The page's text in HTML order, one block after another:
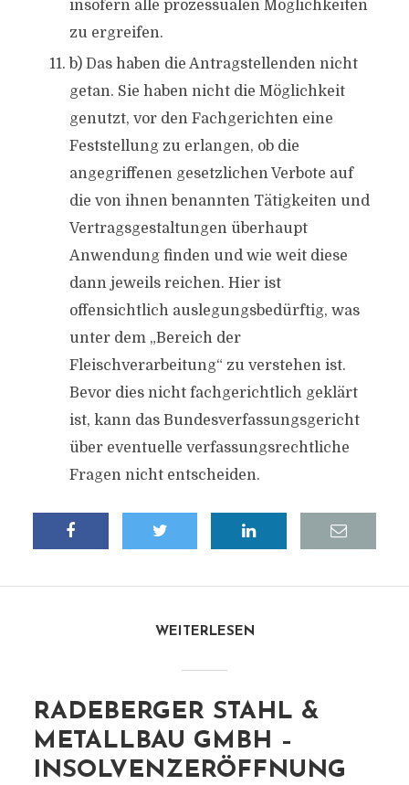
insofern alle prozessualen Möglichkeiten
zu ergreifen.
b) Das haben die Antragstellenden nicht
getan. Sie haben nicht die Möglichkeit
genutzt, vor den Fachgerichten eine
Feststellung zu erlangen, ob die
angegriffenen gesetzlichen Verbote auf
die von ihnen benannten Tätigkeiten und
Vertragsgestaltungen überhaupt
Anwendung finden und wie weit diese
dann jeweils reichen. Hier ist
offensichtlich auslegungsbedürftig, was
unter dem „Bereich der
Fleischverarbeitung“ zu verstehen ist.
Bevor dies nicht fachgerichtlich geklärt
ist, kann das Bundesverfassungsgericht
über eventuelle verfassungsrechtliche
Fragen nicht entscheiden.
WEITERLESEN
RADEBERGER STAHL &
METALLBAU GMBH –
INSOLVENZERÖFFNUNG